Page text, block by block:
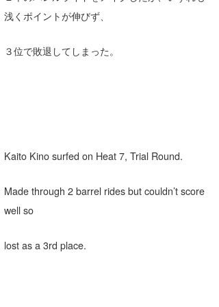
浅くポイントが伸びず、
３位で敗退してしまった。
Kaito Kino surfed on Heat 7, Trial Round.
Made through 2 barrel rides but couldn’t score
well so
lost as a 3rd place.